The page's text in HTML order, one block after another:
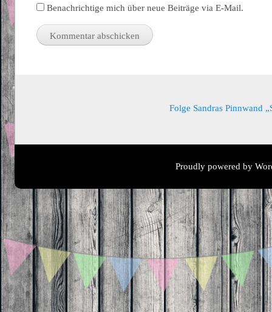
Benachrichtige mich über neue Beiträge via E-Mail.
Folge Sandras Pinnwand
Proudly powered by